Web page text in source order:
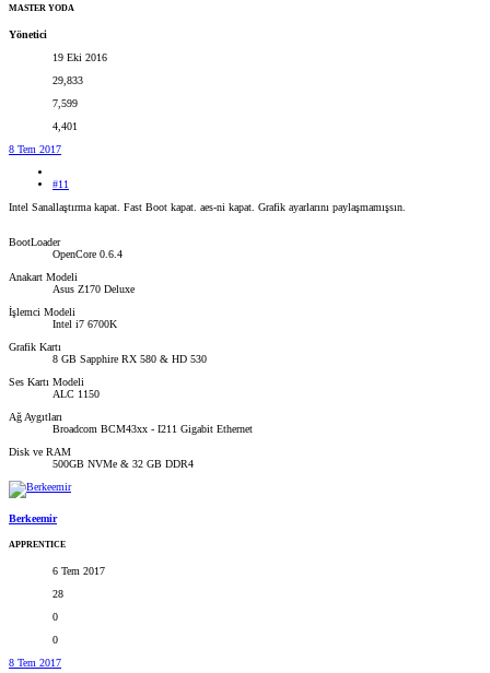
MASTER YODA
Yönetici
19 Eki 2016
29,833
7,599
4,401
8 Tem 2017
#11
Intel Sanallaştırma kapat. Fast Boot kapat. aes-ni kapat. Grafik ayarlarını paylaşmamışsın.
BootLoader
OpenCore 0.6.4
Anakart Modeli
Asus Z170 Deluxe
İşlemci Modeli
Intel i7 6700K
Grafik Kartı
8 GB Sapphire RX 580 & HD 530
Ses Kartı Modeli
ALC 1150
Ağ Aygıtları
Broadcom BCM43xx - I211 Gigabit Ethernet
Disk ve RAM
500GB NVMe & 32 GB DDR4
Berkeemir
APPRENTICE
6 Tem 2017
28
0
0
8 Tem 2017